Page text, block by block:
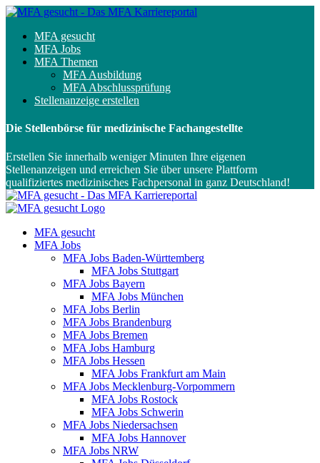
MFA gesucht
MFA Jobs
MFA Themen
MFA Ausbildung
MFA Abschlussprüfung
Stellenanzeige erstellen
Die Stellenbörse für medizinische Fachangestellte
Erstellen Sie innerhalb weniger Minuten Ihre eigenen
Stellenanzeigen und erreichen Sie über unsere Plattform
qualifiziertes medizinisches Fachpersonal in ganz Deutschland!
MFA gesucht
MFA Jobs
MFA Jobs Baden-Württemberg
MFA Jobs Stuttgart
MFA Jobs Bayern
MFA Jobs München
MFA Jobs Berlin
MFA Jobs Brandenburg
MFA Jobs Bremen
MFA Jobs Hamburg
MFA Jobs Hessen
MFA Jobs Frankfurt am Main
MFA Jobs Mecklenburg-Vorpommern
MFA Jobs Rostock
MFA Jobs Schwerin
MFA Jobs Niedersachsen
MFA Jobs Hannover
MFA Jobs NRW